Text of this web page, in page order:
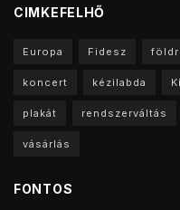
CIMKEFELHŐ
Europa Fidesz
koncert kézilabda
plakát rendszerváltás
vásárlás
FONTOS